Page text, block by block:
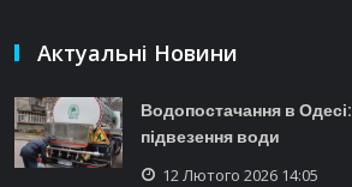
Актуальні Новини
Водопостачання в Одесі:
підвезення води
12 Лютого 2026 14:05